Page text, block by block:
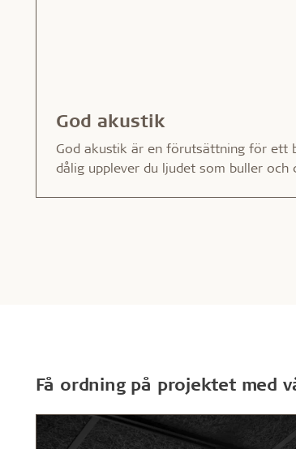
God akustik
God akustik är en förutsättning för ett
dålig upplever du ljudet som buller
Få ordning på projektet med